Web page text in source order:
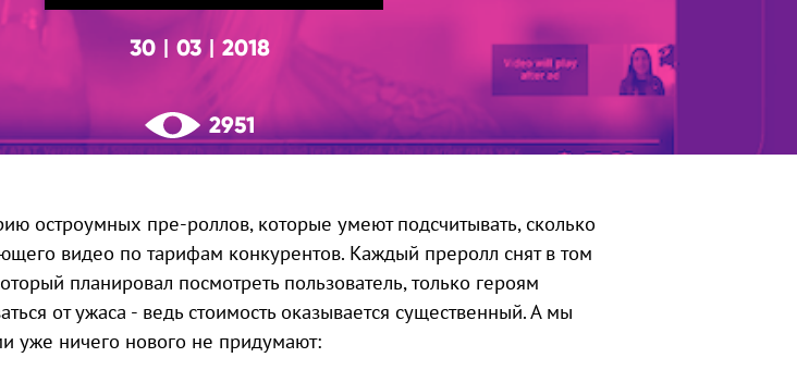
30 03 | 2018
2951
остроумных пре-роллов, которые умеют подсчитывать, сколько
видео по тарифам конкурентов. Каждый преролл снят в том
планировал посмотреть пользователь, только героям
от ужаса - ведь стоимость оказывается существенный. А мы
уже ничего нового не придумают: